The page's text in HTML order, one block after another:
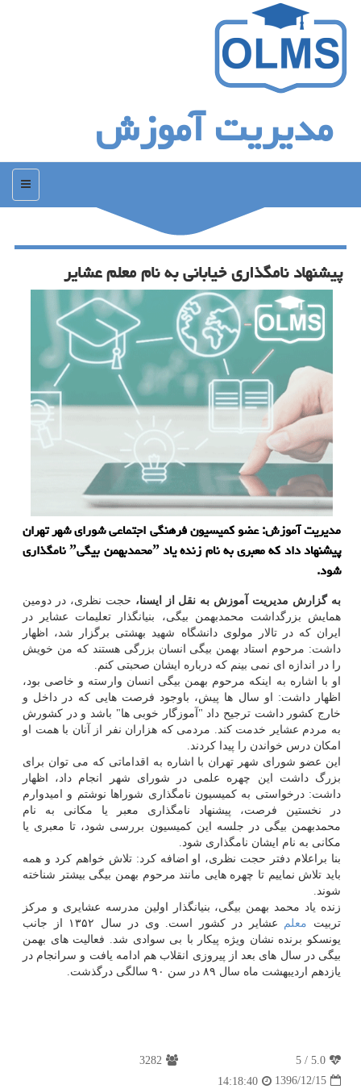
مدیریت آموزش
منو
پیشنهاد نامگذاری خیابانی به نام معلم عشایر
مدیریت آموزش: عضو كمیسیون فرهنگی اجتماعی شورای شهر تهران
پیشنهاد داد كه معبری به نام زنده یاد ˮمحمدبهمن بیگیˮ نامگذاری
شود.
به گزارش مدیریت آموزش به نقل از ایسنا، حجت نظری، در دومین
همایش بزرگداشت محمدبهمن بیگی، بنیانگذار تعلیمات عشایر در
ایران كه در تالار مولوی دانشگاه شهید بهشتی برگزار شد، اظهار
داشت: مرحوم استاد بهمن بیگی انسان بزرگی هستند كه من خویش
را در اندازه ای نمی بینم كه درباره ایشان صحبتی كنم.
او با اشاره به اینكه مرحوم بهمن بیگی انسان وارسته و خاصی بود،
اظهار داشت: او سال ها پیش، باوجود فرصت هایی كه در داخل و
خارج كشور داشت ترجیح داد "آموزگار خوبی ها" باشد و در كشورش
به مردم عشایر خدمت كند. مردمی كه هزاران نفر از آنان با همت او
امكان درس خواندن را پیدا كردند.
این عضو شورای شهر تهران با اشاره به اقداماتی كه می توان برای
بزرگ داشت این چهره علمی در شورای شهر انجام داد، اظهار
داشت: درخواستی به كمیسیون نامگذاری شوراها نوشتم و امیدوارم
در نخستین فرصت، پیشنهاد نامگذاری معبر یا مكانی به نام
محمدبهمن بیگی در جلسه این كمیسیون بررسی شود، تا معبری یا
مكانی به نام ایشان نامگذاری شود.
بنا براعلام دفتر حجت نظری، او اضافه كرد: تلاش خواهم كرد و همه
باید تلاش نماییم تا چهره هایی مانند مرحوم بهمن بیگی بیشتر شناخته
شوند.
زنده یاد محمد بهمن بیگی، بنیانگذار اولین مدرسه عشایری و مركز
تربیت معلم
عشایر در كشور است. وی در سال ۱۳۵۲ از جانب
یونسكو برنده نشان ویژه پیكار با بی سوادی شد. فعالیت های بهمن
بیگی در سال های بعد از پیروزی انقلاب هم ادامه یافت و سرانجام در
یازدهم اردیبهشت ماه سال ۸۹ در سن ۹۰ سالگی درگذشت.
5.0
/
5
3282
1396/12/15
14:18:40